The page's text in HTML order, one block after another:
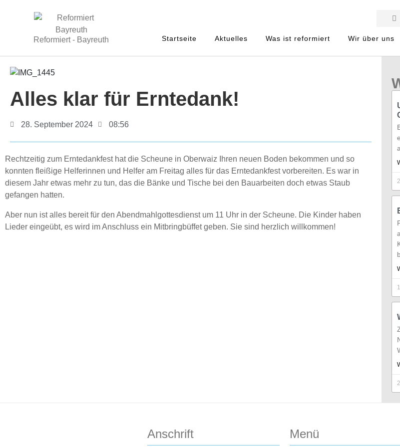
Reformiert - Bayreuth Startseite Aktuelles Was ist reformiert Wir über uns
Alles klar für Erntedank!
28. September 2024 08:56
Rechtzeitig zum Erntedankfest hat die Scheune in Oberwaiz Ihren neuen Boden bekommen und so
konnten fleißige Helferinnen und Helfer am Freitag alles für das Erntedankfest vorbereiten. Es war in
diesem Jahr etwas mehr zu tun, das die Bänke und Tische bei den Bauarbeiten doch etwas Staub
gefangen hatten.
Aber nun ist alles bereit für den Abendmahlgottesdienst um 11 Uhr in der Scheune. Die Kinder haben
Lieder eingeübt, es wird im Anschluss ein Mitbringbüffet geben. Sie sind herzlich willkommen!
Anschrift Menü